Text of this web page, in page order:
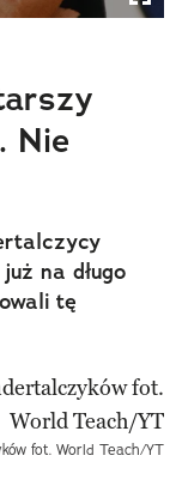
Nie
na długo
tę
fot. World Teach/YT